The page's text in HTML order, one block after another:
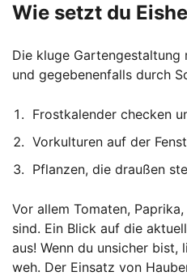
Wie setzt du
Die kluge Gartengestaltung
und gegebenenfalls durch
Frostkalender checken
Vorkulturen auf der
Pflanzen, die draußen
Vor allem Tomaten,
sind. Ein Blick auf die
aus! Wenn du unsicher
weh. Der Einsatz von